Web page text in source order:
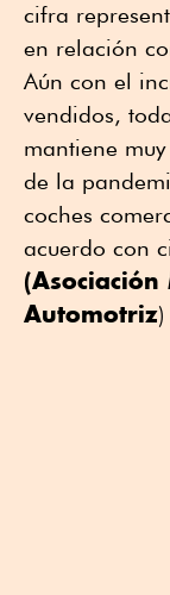
cifra
en relación
Aún con el
vendidos,
mantiene
de la
coches
acuerdo con
Automotriz